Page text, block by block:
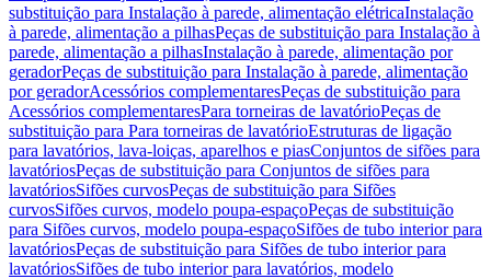
substituição para Instalação à parede, alimentação elétricaInstalação
à parede, alimentação a pilhasPeças de substituição para Instalação à
parede, alimentação a pilhasInstalação à parede, alimentação por
geradorPeças de substituição para Instalação à parede, alimentação
por geradorAcessórios complementaresPeças de substituição para
Acessórios complementaresPara torneiras de lavatórioPeças de
substituição para Para torneiras de lavatórioEstruturas de ligação
para lavatórios, lava-loiças, aparelhos e piasConjuntos de sifões para
lavatóriosPeças de substituição para Conjuntos de sifões para
lavatóriosSifões curvosPeças de substituição para Sifões
curvosSifões curvos, modelo poupa-espaçoPeças de substituição
para Sifões curvos, modelo poupa-espaçoSifões de tubo interior para
lavatóriosPeças de substituição para Sifões de tubo interior para
lavatóriosSifões de tubo interior para lavatórios, modelo